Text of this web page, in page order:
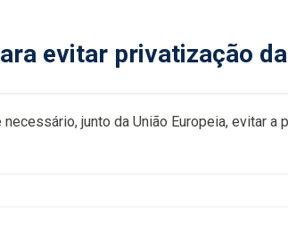
evitar privatização
junto da União Europeia, evitar a